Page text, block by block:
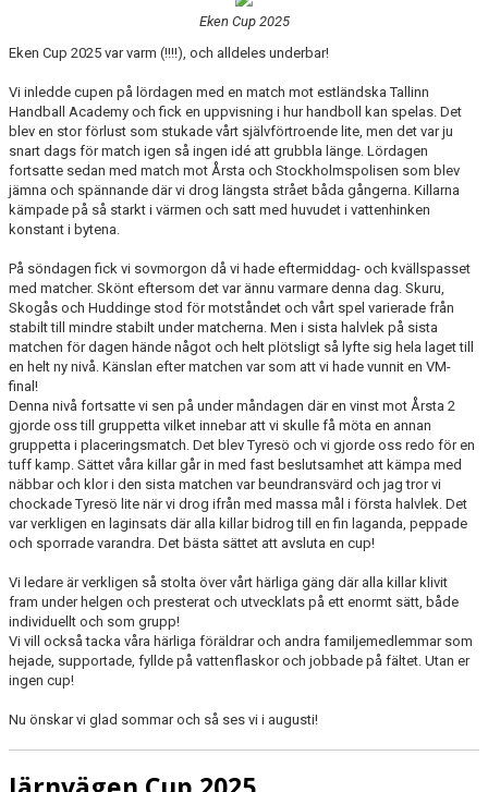
Eken Cup 2025
Eken Cup 2025 var varm (!!!!), och alldeles underbar!
Vi inledde cupen på lördagen med en match mot estländska Tallinn
Handball Academy och fick en uppvisning i hur handboll kan spelas. Det
blev en stor förlust som stukade vårt självförtroende lite, men det var ju
snart dags för match igen så ingen idé att grubbla länge. Lördagen
fortsatte sedan med match mot Årsta och Stockholmspolisen som blev
jämna och spännande där vi drog längsta strået båda gångerna. Killarna
kämpade på så starkt i värmen och satt med huvudet i vattenhinken
konstant i bytena.
På söndagen fick vi sovmorgon då vi hade eftermiddag- och kvällspasset
med matcher. Skönt eftersom det var ännu varmare denna dag. Skuru,
Skogås och Huddinge stod för motståndet och vårt spel varierade från
stabilt till mindre stabilt under matcherna. Men i sista halvlek på sista
matchen för dagen hände något och helt plötsligt så lyfte sig hela laget till
en helt ny nivå. Känslan efter matchen var som att vi hade vunnit en VM-
final!
Denna nivå fortsatte vi sen på under måndagen där en vinst mot Årsta 2
gjorde oss till gruppetta vilket innebar att vi skulle få möta en annan
gruppetta i placeringsmatch. Det blev Tyresö och vi gjorde oss redo för en
tuff kamp. Sättet våra killar går in med fast beslutsamhet att kämpa med
näbbar och klor i den sista matchen var beundransvärd och jag tror vi
chockade Tyresö lite när vi drog ifrån med massa mål i första halvlek. Det
var verkligen en laginsats där alla killar bidrog till en fin laganda, peppade
och sporrade varandra. Det bästa sättet att avsluta en cup!
Vi ledare är verkligen så stolta över vårt härliga gäng där alla killar klivit
fram under helgen och presterat och utvecklats på ett enormt sätt, både
individuellt och som grupp!
Vi vill också tacka våra härliga föräldrar och andra familjemedlemmar som
hejade, supportade, fyllde på vattenflaskor och jobbade på fältet. Utan er
ingen cup!
Nu önskar vi glad sommar och så ses vi i augusti!